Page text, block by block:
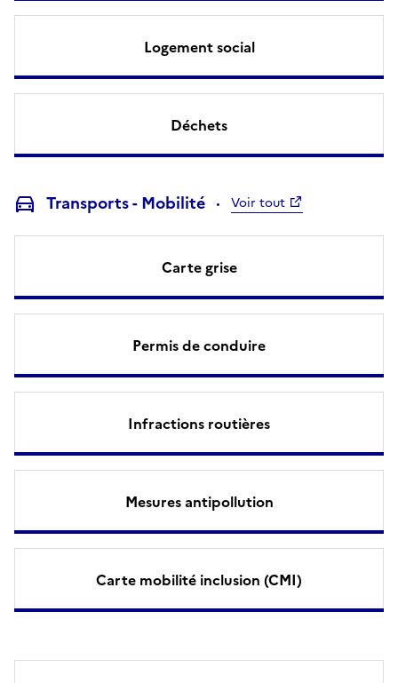
Logement social
Déchets
Transports - Mobilité Voir tout
Carte grise
Permis de conduire
Infractions routières
Mesures antipollution
Carte mobilité inclusion (CMI)